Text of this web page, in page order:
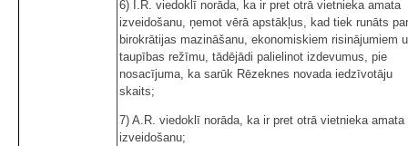
6) I.R. viedoklī norāda, ka ir pret otrā vietnieka amata
izveidošanu, ņemot vērā apstākļus, kad tiek runāts par
birokrātijas mazināšanu, ekonomiskiem risinājumiem
taupības režīmu, tādējādi palielinot izdevumus, pie
nosacījuma, ka sarūk Rēzeknes novada iedzīvotāju
skaits;
7) A.R. viedoklī norāda, ka ir pret otrā vietnieka amata
izveidošanu;